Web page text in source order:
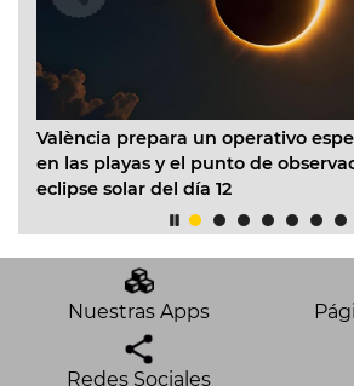
un operativo especial de limpieza
y el punto de observación para el
día 12
Nuestras Apps
Redes Sociales